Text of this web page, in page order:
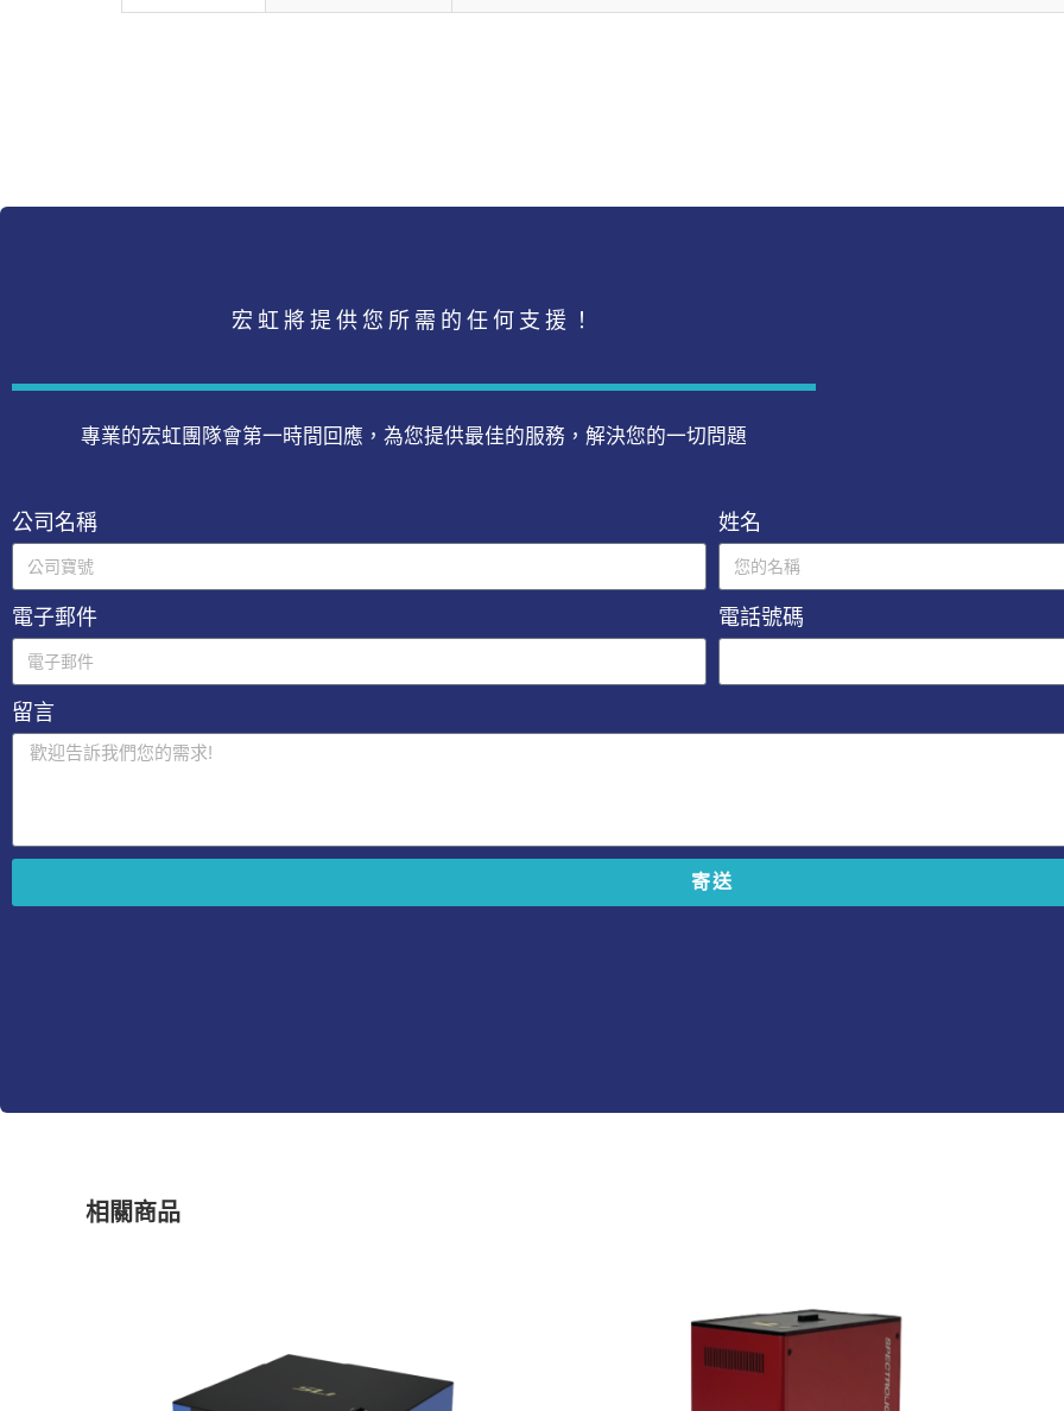
宏虹將提供您所需的任何支援！
專業的宏虹團隊會第一時間回應，為您提供最佳的服務，解決您的一切問題
公司名稱 姓名
電子郵件 電話號碼
留言
寄送
i
相關商品